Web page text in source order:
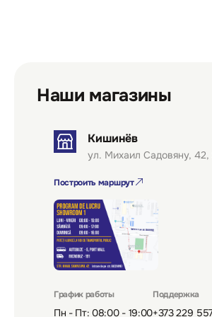
Наши магазины
Кишинёв
ул. Михаил Садовяну, 42,
Построить маршрут
График работы
Пн - Пт: 08:00 - 19:00
Поддержка
+373 229